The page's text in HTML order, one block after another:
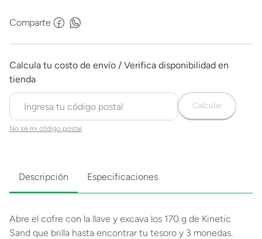
Comparte
No sé mi código postal
Calcular
Descripción Especificaciones
Abre el cofre con la llave y excava los 170 g de Kinetic
Sand que brilla hasta encontrar tu tesoro y 3 monedas.